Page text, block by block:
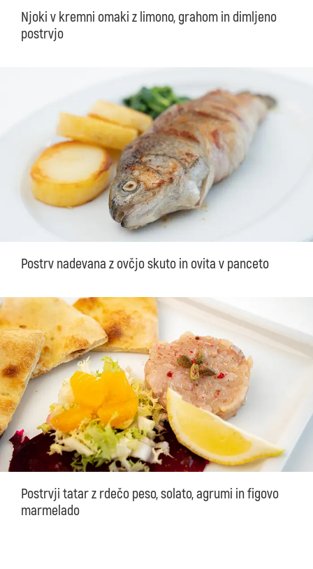
Njoki v kremni omaki z limono, grahom in dimljeno
postrvjo
Postrv nadevana z ovčjo skuto in ovita v panceto
Postrvji tatar z rdečo peso, solato, agrumi in figovo
marmelado